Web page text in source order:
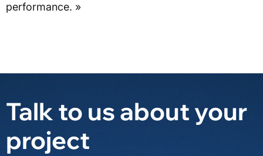
performance. »
Talk to us about your
project